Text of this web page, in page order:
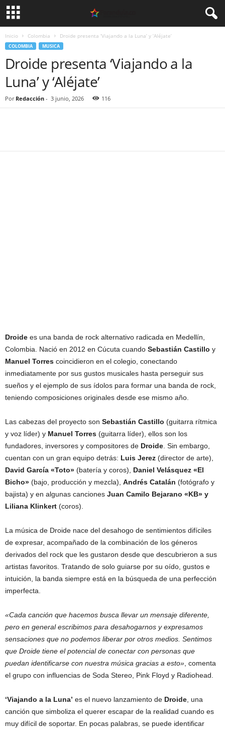
Inicio Colombia Droide presenta ‘Viajando a la Luna’ y ‘Aléjate’
COLOMBIA MUSICA
Droide presenta ‘Viajando a la
Luna’ y ‘Aléjate’
Por Redacción - 3 junio, 2026 116
Droide es una banda de rock alternativo radicada en Medellín,
Colombia. Nació en 2012 en Cúcuta cuando Sebastián Castillo y
Manuel Torres coincidieron en el colegio, conectando
inmediatamente por sus gustos musicales hasta perseguir sus
sueños y el ejemplo de sus ídolos para formar una banda de rock,
teniendo composiciones originales desde ese mismo año.
Las cabezas del proyecto son Sebastián Castillo (guitarra rítmica
y voz líder) y Manuel Torres (guitarra líder), ellos son los
fundadores, inversores y compositores de Droide . Sin embargo,
cuentan con un gran equipo detrás: Luis Jerez (director de arte),
David García «Toto» (batería y coros), Daniel Velásquez «El
Bicho» (bajo, producción y mezcla), Andrés Catalán (fotógrafo y
bajista) y en algunas canciones Juan Camilo Bejarano «KB» y
Liliana Klinkert (coros).
La música de Droide nace del desahogo de sentimientos difíciles
de expresar, acompañado de la combinación de los géneros
derivados del rock que les gustaron desde que descubrieron a sus
artistas favoritos. Tratando de solo guiarse por su oído, gustos e
intuición, la banda siempre está en la búsqueda de una perfección
imperfecta.
«Cada canción que hacemos busca llevar un mensaje diferente,
pero en general escribimos para desahogarnos y expresamos
sensaciones que no podemos liberar por otros medios. Sentimos
que Droide tiene el potencial de conectar con personas que
puedan identificarse con nuestra música gracias a esto» , comenta
el grupo con influencias de Soda Stereo, Pink Floyd y Radiohead.
‘Viajando a la Luna’ es el nuevo lanzamiento de Droide , una
canción que simboliza el querer escapar de la realidad cuando es
muy difícil de soportar. En pocas palabras, se puede identificar